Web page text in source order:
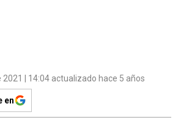
| 14:04 actualizado hace 5 años
en